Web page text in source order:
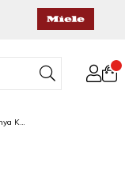
WMF Şampanya Kadehi Seti 6'lı